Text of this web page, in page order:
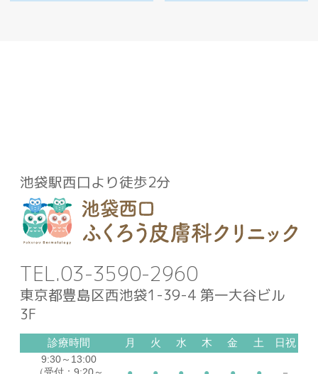
池袋駅西口より徒歩2分
03-3590-2960
東京都豊島区西池袋1-39-4 第一大谷ビル
3F